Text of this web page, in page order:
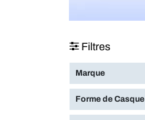
Filtres
Marque
Forme de Casque